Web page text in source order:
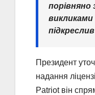
порівняно
викликами
Президент
надання
Patriot він